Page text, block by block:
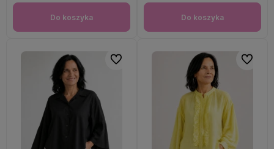
Do koszyka Do koszyka
Do ulubionych Do